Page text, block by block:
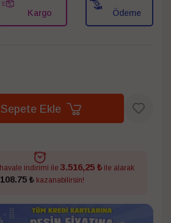
Kargo
Ödeme
Sepete Ekle
havale indirimi ile 3.516,25 ₺ile alarak
108.75 ₺kazanabilirsin!